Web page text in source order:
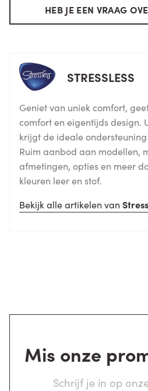
HEB JE EEN VRAAG
STRESSLESS
Geniet van uniek comfort,
comfort en eigentijds design.
krijgt de ideale
Ruim aanbod aan modellen,
afmetingen, opties en meer
kleuren leer en stof.
Bekijk alle artikelen van
Mis onze
Schrijf je in op